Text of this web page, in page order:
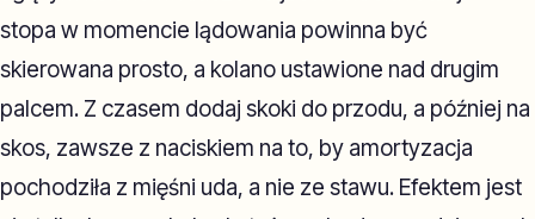
stopa w momencie lądowania powinna być
skierowana prosto, a kolano ustawione nad drugim
palcem. Z czasem dodaj skoki do przodu, a później na
skos, zawsze z naciskiem na to, by amortyzacja
pochodziła z mięśni uda, a nie ze stawu. Efektem jest